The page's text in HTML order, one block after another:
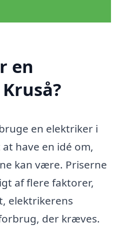
en
en elektriker i
have en idé om,
kan være. Priserne
af flere faktorer,
elektrikerens
der kræves.